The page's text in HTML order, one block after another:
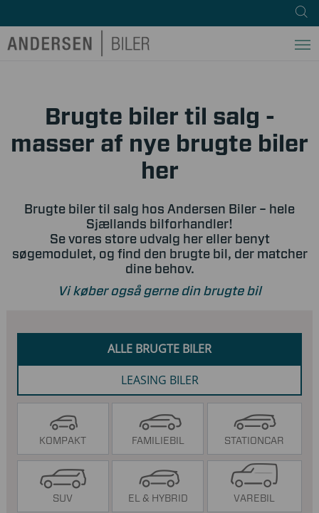
Brugte biler til salg -
masser af nye brugte biler
her
Brugte biler til salg hos Andersen Biler – hele
Sjællands bilforhandler!
Se vores store udvalg her eller benyt
søgemodulet, og find den brugte bil, der matcher
dine behov.
Vi køber også gerne din brugte bil
ALLE BRUGTE BILER
LEASING BILER
KOMPAKT FAMILIEBIL STATIONCAR
SUV EL & HYBRID VAREBIL